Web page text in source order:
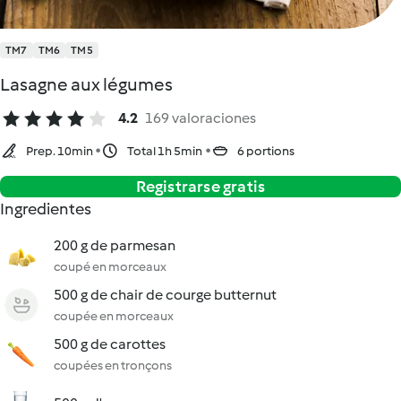
TM7 TM6 TM5
Lasagne aux légumes
4.2 169 valoraciones
Prep. 10min Total 1h 5min 6 portions
Registrarse gratis
Ingredientes
200 g de parmesan
coupé en morceaux
500 g de chair de courge butternut
coupée en morceaux
500 g de carottes
coupées en tronçons